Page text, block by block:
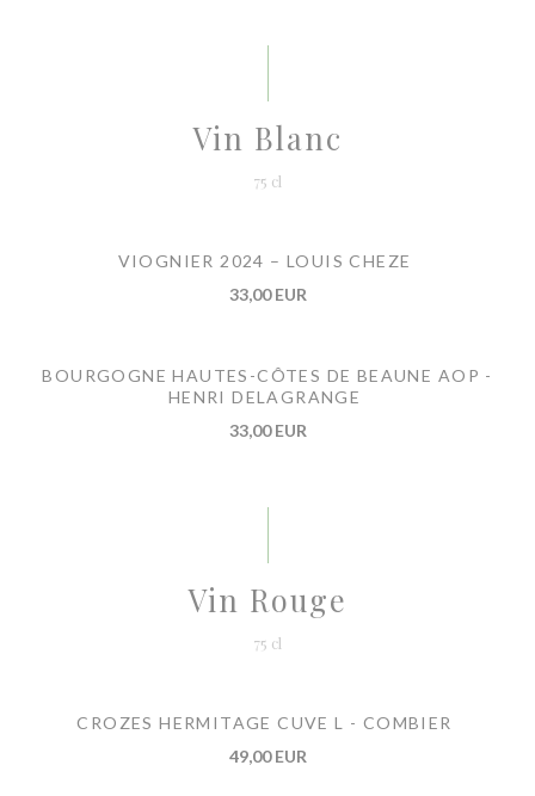
Vin Blanc
75 cl
VIOGNIER 2024 – LOUIS CHEZE
33,00 EUR
BOURGOGNE HAUTES-CÔTES DE BEAUNE AOP -
HENRI DELAGRANGE
33,00 EUR
Vin Rouge
75 cl
CROZES HERMITAGE CUVE L - COMBIER
49,00 EUR